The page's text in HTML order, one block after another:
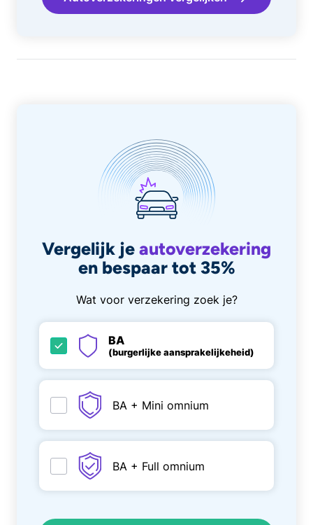
Vergelijk je autoverzekering
en bespaar tot 35%
Wat voor verzekering zoek je?
BA
(burgerlijke aansprakelijkeheid)
BA + Mini omnium
BA + Full omnium